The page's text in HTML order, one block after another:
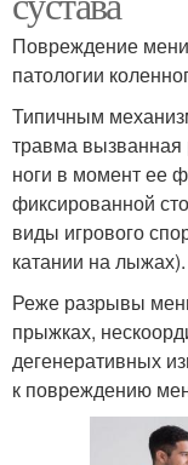
Повреждение
патологии
Типичным
травма вызванная
ноги в момент ее
фиксированной
виды игрового
катании на лыжах).
Реже разрывы
прыжках,
дегенеративных
к повреждению